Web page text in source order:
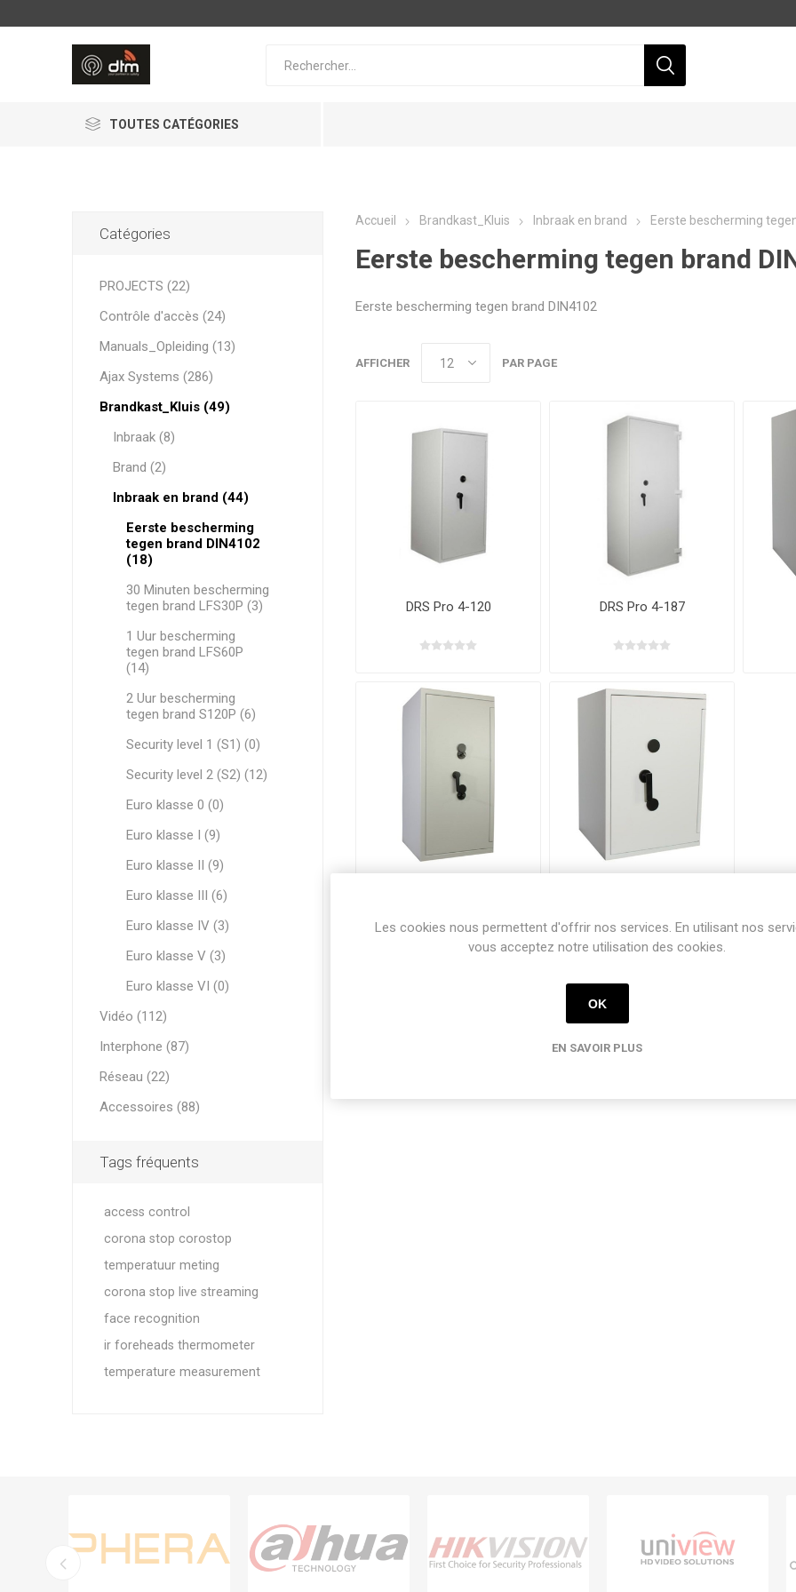
TOUTES CATÉGORIES
AJAX Systems PHERA Dahua
HYUNDAI
Accueil Brandkast_Kluis Inbraak en brand Eerste bescherming
Eerste bescherming tegen brand
Eerste bescherming tegen brand DIN4102
AFFICHER PAR PAGE
DRS Pro 4-120 DRS Pro 4-187
Catégories
PROJECTS (22)
Contrôle d'accès (24)
Manuals_Opleiding (13)
Ajax Systems (286)
Brandkast_Kluis (49)
Inbraak (8)
Brand (2)
Inbraak en brand (44)
Eerste bescherming
tegen brand DIN4102
(18)
30 Minuten bescherming
tegen brand LFS30P (3)
1 Uur bescherming
tegen brand LFS60P
(14)
2 Uur bescherming
tegen brand S120P (6)
Security level 1 (S1) (0)
Security level 2 (S2) (12)
Euro klasse 0 (0)
Euro klasse I (9)
Euro klasse II (9)
Euro klasse III (6)
Euro klasse IV (3)
Euro klasse V (3)
Euro klasse VI (0)
Vidéo (112)
Interphone (87)
Réseau (22)
Accessoires (88)
Tags fréquents
access control
corona stop corostop
temperatuur meting
corona stop live streaming
face recognition
ir foreheads thermometer
temperature measurement
Les cookies nous permettent d'offrir nos services. En utilisant nos
vous acceptez notre utilisation des cookies.
OK
EN SAVOIR PLUS